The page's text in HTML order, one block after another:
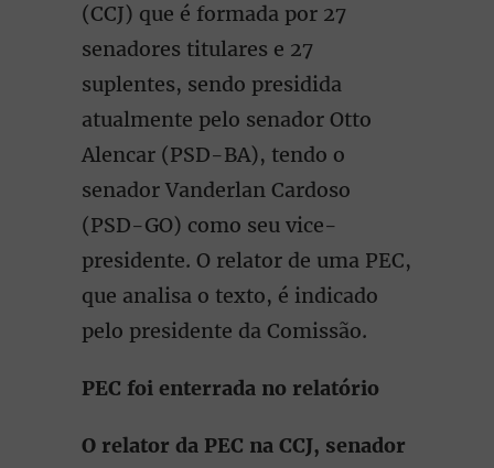
(CCJ) que é formada por 27
senadores titulares e 27
suplentes, sendo presidida
atualmente pelo senador Otto
Alencar (PSD-BA), tendo o
senador Vanderlan Cardoso
(PSD-GO) como seu vice-
presidente. O relator de uma PEC,
que analisa o texto, é indicado
pelo presidente da Comissão.
PEC foi enterrada no relatório
O relator da PEC na CCJ, senador